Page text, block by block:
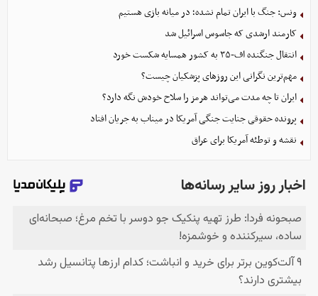
ونس: جنگ با ایران تمام نشده؛ در میانه بازی هستیم
کارمند ارشدی که جاسوس اسرائیل شد
انتقال جنگنده اف-۳۵ به کشور همسایه شکست خورد
مهم‌ترین نگرانی‌ این روزهای پزشکیان چیست؟
ایران تا چه مدت می‌تواند هرمز را سلاح خودش نگه دارد؟
پرونده حقوقی جنایت جنگی آمریکا در میناب به جریان افتاد
نقشه و توطئه آمریکا برای عراق